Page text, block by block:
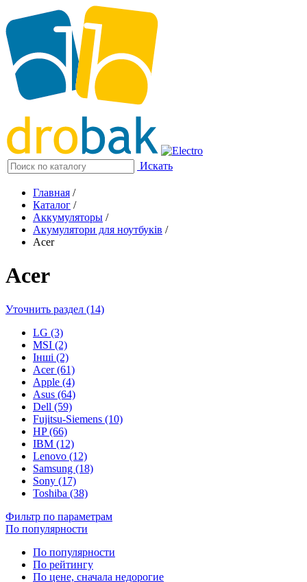
Искать
Главная /
Каталог /
Аккумуляторы /
Акумулятори для ноутбуків /
Acer
Acer
Уточнить раздел (14)
LG (3)
MSI (2)
Інші (2)
Acer (61)
Apple (4)
Asus (64)
Dell (59)
Fujitsu-Siemens (10)
HP (66)
IBM (12)
Lenovo (12)
Samsung (18)
Sony (17)
Toshiba (38)
Фильтр по параметрам
По популярности
По популярности
По рейтингу
По цене, сначала недорогие